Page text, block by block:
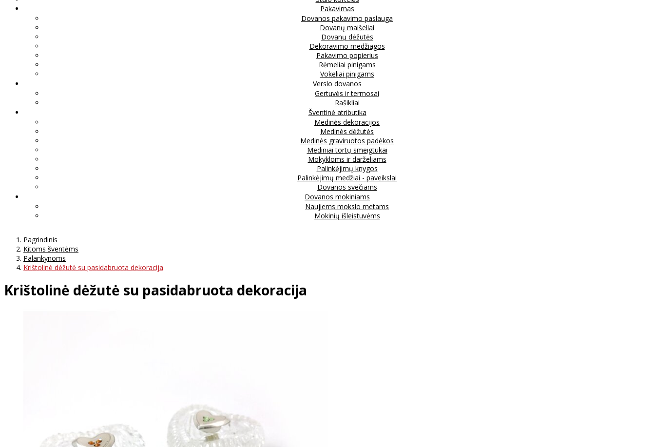
Pakavimas
Dovanos pakavimo paslauga
Dovanų maišeliai
Dovanų dėžutės
Dekoravimo medžiagos
Pakavimo popierius
Rėmeliai pinigams
Vokeliai pinigams
Verslo dovanos
Gertuvės ir termosai
Rašikliai
Šventinė atributika
Medinės dekoracijos
Medinės dėžutės
Medinės graviruotos padėkos
Mediniai tortų smeigtukai
Mokykloms ir darželiams
Palinkėjimų knygos
Palinkėjimų medžiai - paveikslai
Dovanos svečiams
Dovanos mokiniams
Naujiems mokslo metams
Mokinių išleistuvėms
Pagrindinis
Kitoms šventėms
Palankynoms
Krištolinė dėžutė su pasidabruota dekoracija
Krištolinė dėžutė su pasidabruota dekoracija